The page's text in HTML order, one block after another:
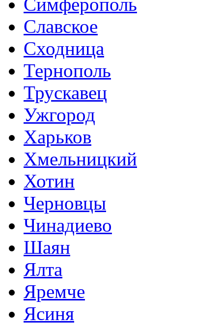
Симферополь
Славское
Сходница
Тернополь
Трускавец
Ужгород
Харьков
Хмельницкий
Хотин
Черновцы
Чинадиево
Шаян
Ялта
Яремче
Ясиня